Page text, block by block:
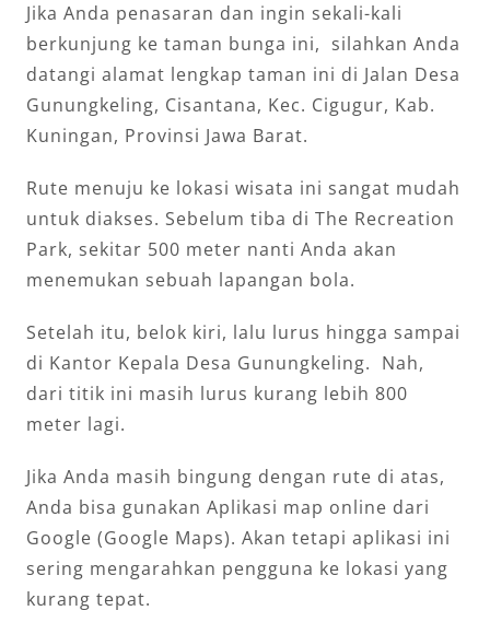
Jika Anda penasaran dan ingin sekali-kali
berkunjung ke taman bunga ini, silahkan Anda
datangi alamat lengkap taman ini di Jalan Desa
Gunungkeling, Cisantana, Kec. Cigugur, Kab.
Kuningan, Provinsi Jawa Barat.
Rute menuju ke lokasi wisata ini sangat mudah
untuk diakses. Sebelum tiba di The Recreation
Park, sekitar 500 meter nanti Anda akan
menemukan sebuah lapangan bola.
Setelah itu, belok kiri, lalu lurus hingga sampai
di Kantor Kepala Desa Gunungkeling. Nah,
dari titik ini masih lurus kurang lebih 800
meter lagi.
Jika Anda masih bingung dengan rute di atas,
Anda bisa gunakan Aplikasi map online dari
Google (Google Maps). Akan tetapi aplikasi ini
sering mengarahkan pengguna ke lokasi yang
kurang tepat.